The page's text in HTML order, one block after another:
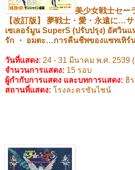
美少女戦士セー
【改訂版】
夢戦士・愛・永遠に…
เซเลอร์มูน SuperS (ปรับปรุง) อัศวินแ
รัก
・ อมตะ…การคืนชีพของแซทเทิร์
วันที่แสดง: 24 - 31 มีนาคม พ.ศ. 2539 (
จำนวนการแสดง: 15 รอบ
ผู้กำกับการแสดง และบทการแสดง: ฮิ
สถานที่แสดง: โรงละครซันไชน์